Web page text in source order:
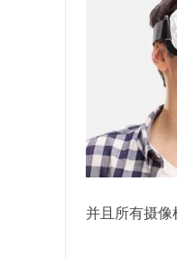
并且所有摄像